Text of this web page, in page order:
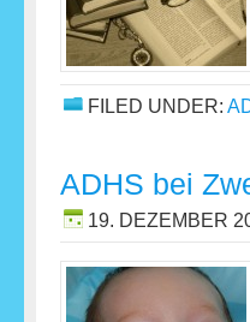
FILED UNDER:
ADHS bei
19. DEZEMBER